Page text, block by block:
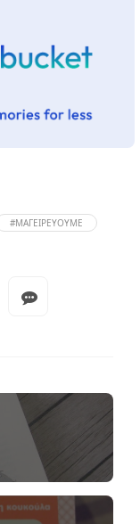
#ΜΑΓΕΙΡΕΎΟΥΜΕ